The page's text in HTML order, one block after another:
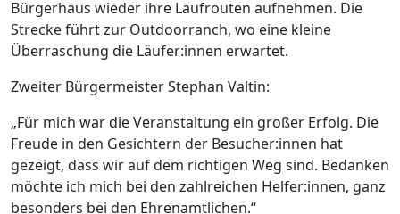
Bürgerhaus wieder ihre Laufrouten aufnehmen. Die
Strecke führt zur Outdoorranch, wo eine kleine
Überraschung die Läufer:innen erwartet.
Zweiter Bürgermeister Stephan Valtin:
„Für mich war die Veranstaltung ein großer Erfolg. Die
Freude in den Gesichtern der Besucher:innen hat
gezeigt, dass wir auf dem richtigen Weg sind. Bedanken
möchte ich mich bei den zahlreichen Helfer:innen, ganz
besonders bei den Ehrenamtlichen.“